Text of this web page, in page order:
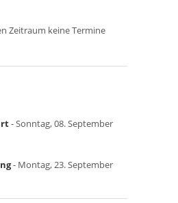
Zeitraum keine Termine
- Sonntag, 08. September
- Montag, 23. September